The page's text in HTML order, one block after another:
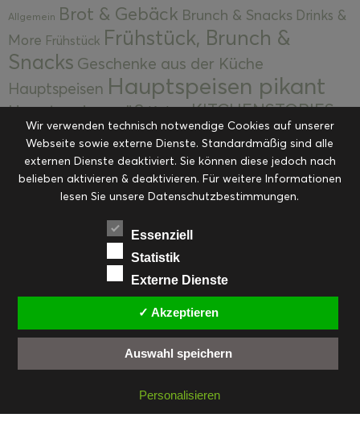
Allgemein Brot & Gebäck Brunch & Snacks Drinks &
More Frühstück Frühstück, Brunch &
Snacks Geschenke aus der Küche
Hauptspeisen Hauptspeisen pikant
Hauptspeisen süßKekseKITCHENSTORIES
Kuchen, Torten & Desserts Kuchen und
Desserts Kulinarik Kulinarische Mitbringsel &
Eingemachtes Ohne Kategorie Ostern Resteküche
RezepteSaisonalSliderStartseite
Suppen, Salate & Vorspeisen
Vorspeisen, Salate & Suppen
Weihnachten Workshops & Events
FACEBOOK PINTEREST
EMAIL
INSTAGRAM
© cookiteasy.at by Simone Kemptner | powered byECKER Digital IT Solutions
Wir verwenden technisch notwendige Cookies auf unserer
Webseite sowie externe Dienste. Standardmäßig sind alle
externen Dienste deaktiviert. Sie können diese jedoch nach
belieben aktivieren & deaktivieren. Für weitere Informationen
lesen Sie unsere Datenschutzbestimmungen.
Essenziell
Statistik
Externe Dienste
✓ Akzeptieren
Auswahl speichern
Personalisieren